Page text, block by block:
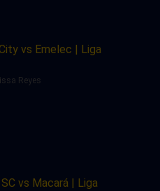
vs Emelec | Liga
Reyes
vs Macará | Liga